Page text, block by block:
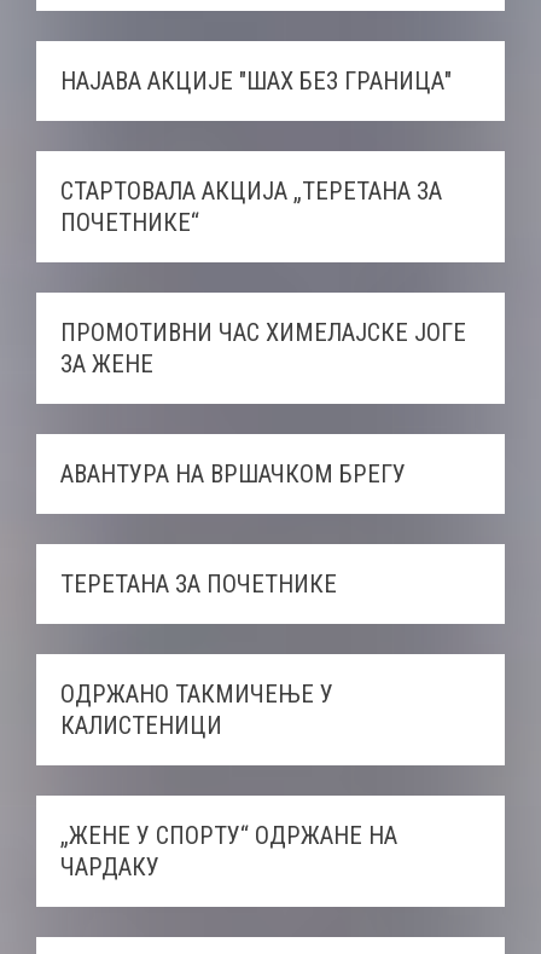
НАЈАВА АКЦИЈЕ "ШАХ БЕЗ ГРАНИЦА"
СТАРТОВАЛА АКЦИЈА „ТЕРЕТАНА ЗА
ПОЧЕТНИКE“
ПРОМОТИВНИ ЧАС ХИМЕЛАЈСКЕ ЈОГЕ
ЗА ЖЕНЕ
АВАНТУРА НА ВРШАЧКОМ БРЕГУ
ТЕРЕТАНА ЗА ПОЧЕТНИКЕ
ОДРЖАНО ТАКМИЧЕЊE У
КАЛИСТЕНИЦИ
„ЖЕНЕ У СПОРТУ“ ОДРЖАНЕ НА
ЧАРДАКУ